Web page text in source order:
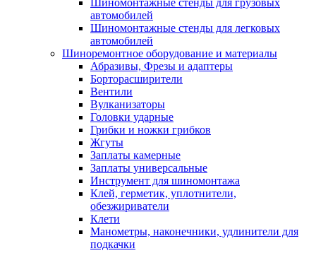
Шиномонтажные стенды для грузовых
автомобилей
Шиномонтажные стенды для легковых
автомобилей
Шиноремонтное оборудование и материалы
Абразивы, Фрезы и адаптеры
Борторасширители
Вентили
Вулканизаторы
Головки ударные
Грибки и ножки грибков
Жгуты
Заплаты камерные
Заплаты универсальные
Инструмент для шиномонтажа
Клей, герметик, уплотнители,
обезжириватели
Клети
Манометры, наконечники, удлинители для
подкачки